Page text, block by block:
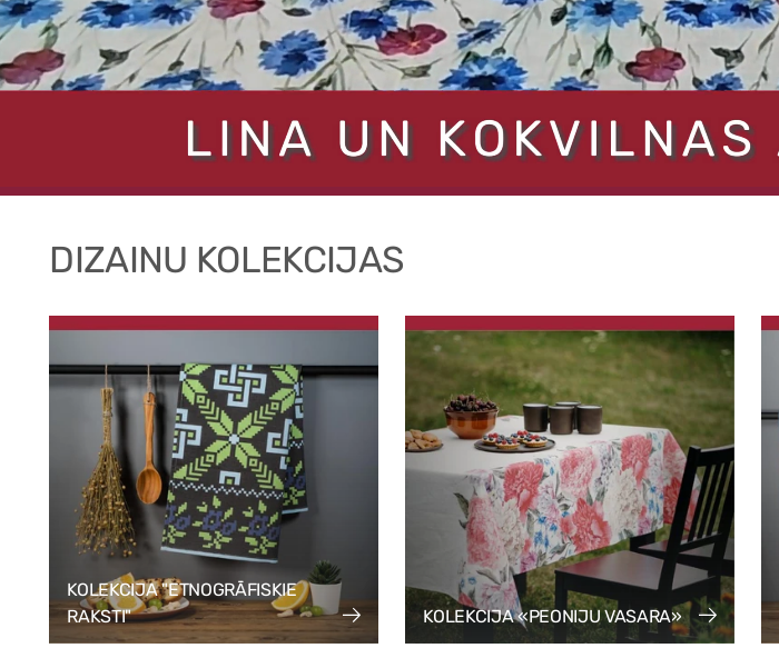
DIZAINU KOLEKCIJAS
KOLEKCIJA "ETNOGRĀFISKIE
RAKSTI"
KOLEKCIJA «PEONIJU VASARA»